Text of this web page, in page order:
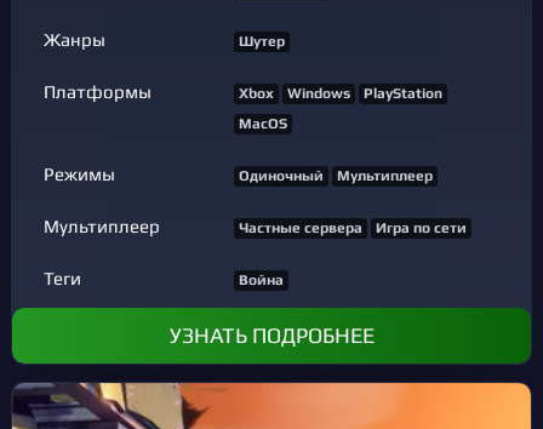
Жанры Шутер
Платформы Xbox Windows
PlayStation
MacOS
Режимы Одиночный Мультиплеер
Мультиплеер Частные сервера Игра по сети
Теги Война
УЗНАТЬ ПОДРОБНЕЕ